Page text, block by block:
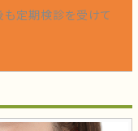
も定期検診を受けて